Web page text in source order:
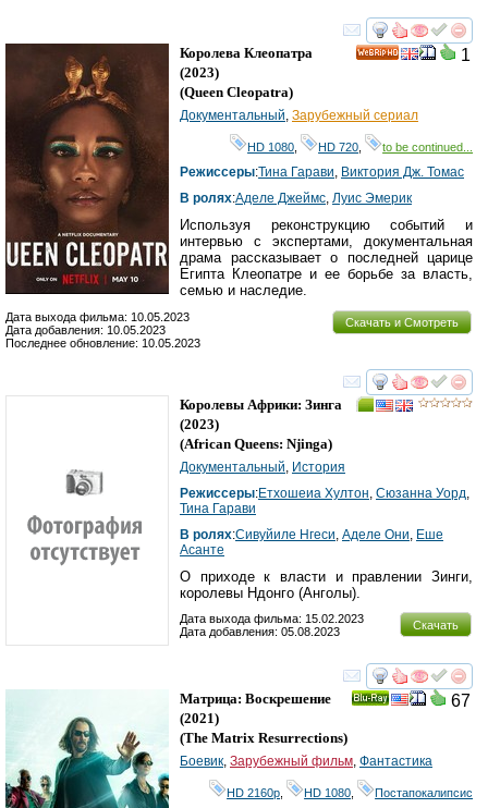
смотреть
1
Королева Клеопатра
(2023)
(Queen Cleopatra)
Документальный Зарубежный сериал
HD 1080 HD 720 to be continued...
Режиссеры:Тина Гарави Виктория Дж. Томас
В ролях:Аделе Джеймс Луис Эмерик
Используя реконструкцию событий и
интервью с экспертами, документальная
драма рассказывает о последней царице
Египта Клеопатре и ее борьбе за власть,
семью и наследие.
Скачать и Смотреть
Дата выхода фильма: 10.05.2023
Дата добавления: 10.05.2023
Последнее обновление: 10.05.2023
смотреть
Королевы Африки: Зинга
(2023)
(African Queens: Njinga)
Документальный История
Режиссеры:Етхошеиа Хyлтон Сюзанна Уорд
Тина Гарави
В ролях:Сивуйиле Нгеси Аделе Они Еше
Асанте
О приходе к власти и правлении Зинги,
королевы Ндонго (Анголы).
Скачать
Дата выхода фильма: 15.02.2023
Дата добавления: 05.08.2023
смотреть
67
Матрица: Воскрешение
(2021)
(The Matrix Resurrections)
Боевик Зарубежный фильм Фантастика
HD 2160р HD 1080 Постапокалипсис